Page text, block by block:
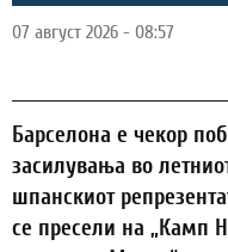
07 август 2026 - 08:57
Барселона е чекор
засилувања во
шпанскиот
се пресели на „Камп